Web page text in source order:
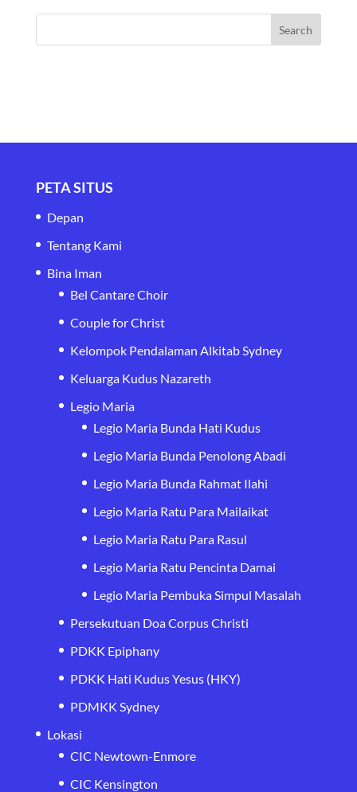
PETA SITUS
Depan
Tentang Kami
Bina Iman
Bel Cantare Choir
Couple for Christ
Kelompok Pendalaman Alkitab Sydney
Keluarga Kudus Nazareth
Legio Maria
Legio Maria Bunda Hati Kudus
Legio Maria Bunda Penolong Abadi
Legio Maria Bunda Rahmat Ilahi
Legio Maria Ratu Para Mailaikat
Legio Maria Ratu Para Rasul
Legio Maria Ratu Pencinta Damai
Legio Maria Pembuka Simpul Masalah
Persekutuan Doa Corpus Christi
PDKK Epiphany
PDKK Hati Kudus Yesus (HKY)
PDMKK Sydney
Lokasi
CIC Newtown-Enmore
CIC Kensington